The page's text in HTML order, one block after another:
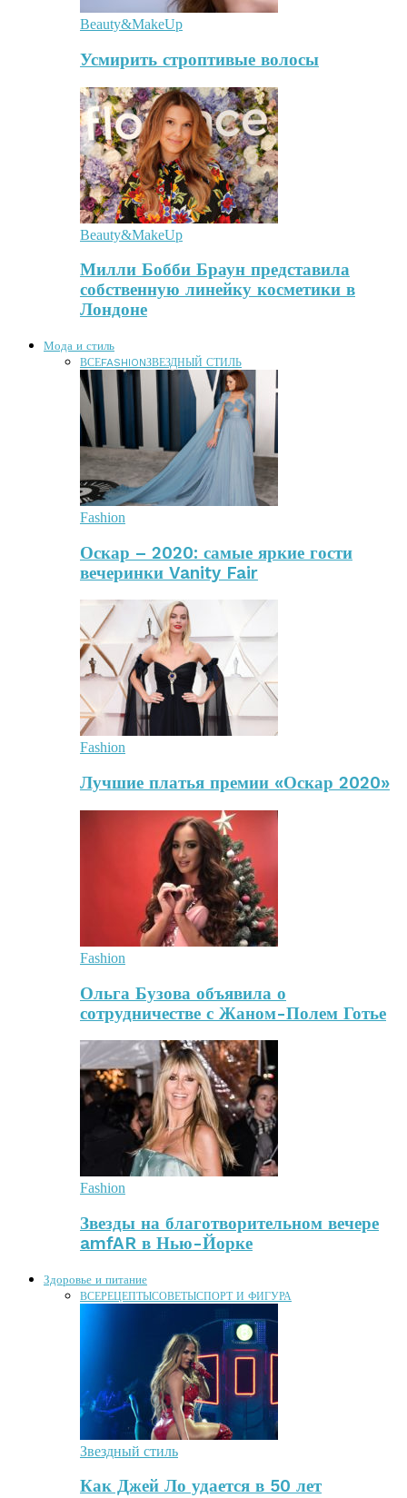
Beauty&MakeUp
Усмирить строптивые волосы
Beauty&MakeUp
Милли Бобби Браун представила
собственную линейку косметики в
Лондоне
Мода и стиль
ВСЕFASHIONЗВЕЗДНЫЙ СТИЛЬ
Fashion
Оскар – 2020: самые яркие гости
вечеринки Vanity Fair
Fashion
Лучшие платья премии «Оскар 2020»
Fashion
Ольга Бузова объявила о
сотрудничестве с Жаном-Полем Готье
Fashion
Звезды на благотворительном вечере
amfAR в Нью-Йорке
Здоровье и питание
ВСЕРЕЦЕПТЫСОВЕТЫСПОРТ И ФИГУРА
Звездный стиль
Как Джей Ло удается в 50 лет